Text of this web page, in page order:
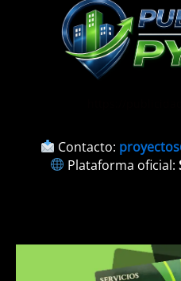
Contacto:
Plataforma oficial: